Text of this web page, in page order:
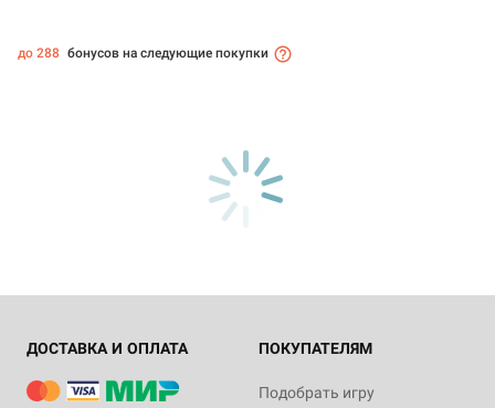
до 288 бонусов на следующие покупки
ДОСТАВКА И ОПЛАТА ПОКУПАТЕЛЯМ
Подобрать игру